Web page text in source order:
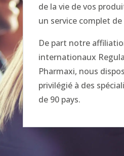
de la vie de vos
un service complet
De part notre
internationaux
Pharmaxi, nous
privilégié à des
de 90 pays.